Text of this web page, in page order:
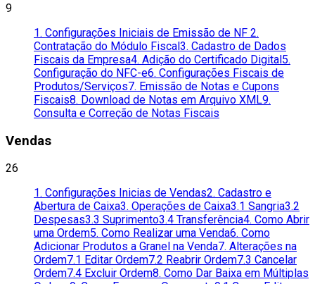
9
1. Configurações Iniciais de Emissão de NF 2.
Contratação do Módulo Fiscal3. Cadastro de Dados
Fiscais da Empresa4. Adição do Certificado Digital5.
Configuração do NFC-e6. Configurações Fiscais de
Produtos/Serviços7. Emissão de Notas e Cupons
Fiscais8. Download de Notas em Arquivo XML9.
Consulta e Correção de Notas Fiscais
Vendas
26
1. Configurações Inicias de Vendas2. Cadastro e
Abertura de Caixa3. Operações de Caixa3.1 Sangria3.2
Despesas3.3 Suprimento3.4 Transferência4. Como Abrir
uma Ordem5. Como Realizar uma Venda6. Como
Adicionar Produtos a Granel na Venda7. Alterações na
Ordem7.1 Editar Ordem7.2 Reabrir Ordem7.3 Cancelar
Ordem7.4 Excluir Ordem8. Como Dar Baixa em Múltiplas